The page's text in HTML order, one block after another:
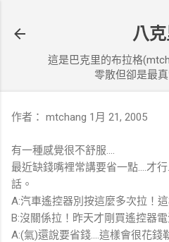
八
這是巴克里的布拉格
零散但卻是最
作者： mtchang 1月 21, 2005
有一種感覺很不舒服....
最近缺錢嘴裡常講要省一點....才
話。
A:汽車遙控器別按這麼多次拉！
B:沒關係拉！昨天才剛買遙控器電
A:(氣)還說要省錢....這樣會很花錢